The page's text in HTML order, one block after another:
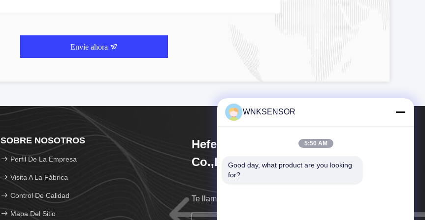
Envíe ahora
SOBRE NOSOTROS
Perfil De La Empresa
Visita A La Fábrica
Control De Calidad
Mapa Del Sitio
Hefei WNK Smart Technology
Co.,Ltd
Te llamaremos tan pronto como sea posible.
WNKSENSOR
5:50 AM
Good day, what product are you looking
for?